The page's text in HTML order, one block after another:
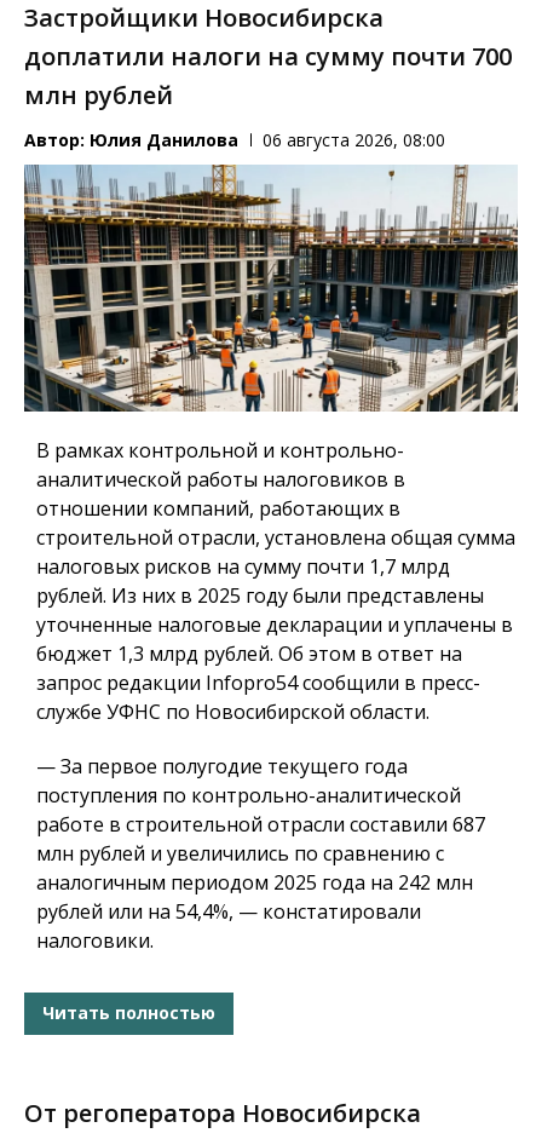
Застройщики Новосибирска
доплатили налоги на сумму почти 700
млн рублей
Автор: Юлия Данилова 06 августа 2026, 08:00
В рамках контрольной и контрольно-
аналитической работы налоговиков в
отношении компаний, работающих в
строительной отрасли, установлена общая сумма
налоговых рисков на сумму почти 1,7 млрд
рублей. Из них в 2025 году были представлены
уточненные налоговые декларации и уплачены в
бюджет 1,3 млрд рублей. Об этом в ответ на
запрос редакции Infopro54 сообщили в пресс-
службе УФНС по Новосибирской области.
— За первое полугодие текущего года
поступления по контрольно-аналитической
работе в строительной отрасли составили 687
млн рублей и увеличились по сравнению с
аналогичным периодом 2025 года на 242 млн
рублей или на 54,4%, — констатировали
налоговики.
Читать полностью
От регоператора Новосибирска